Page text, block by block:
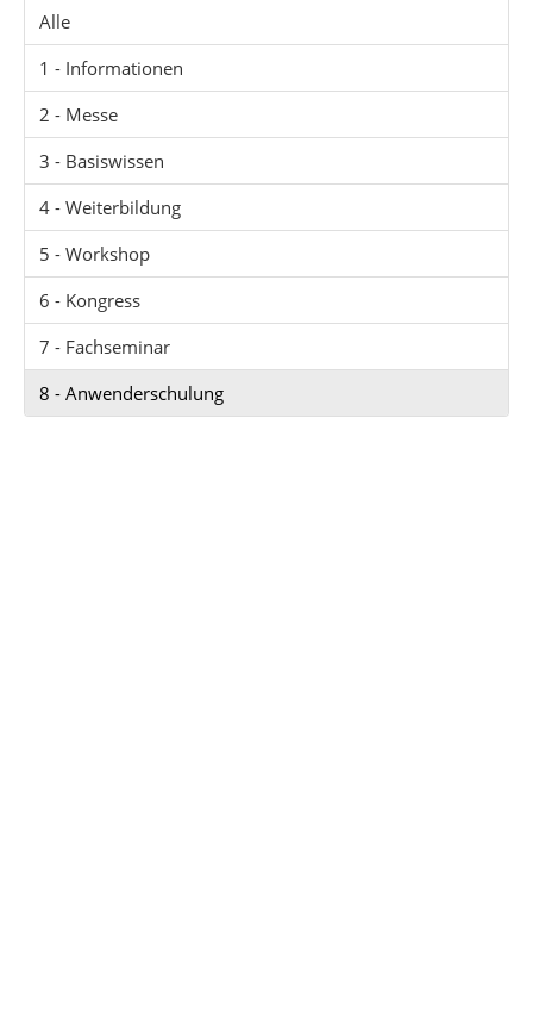
Alle
1 - Informationen
2 - Messe
3 - Basiswissen
4 - Weiterbildung
5 - Workshop
6 - Kongress
7 - Fachseminar
8 - Anwenderschulung